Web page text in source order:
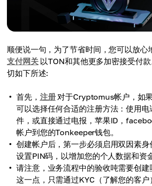
顺便说一句，为了节省时间，您可以放心
支付网关以TON和其他更多加密接受付
切如下所述:
首先， 注册对于Cryptomus帐户，如
可以选择任何合适的注册方法：使用电
件，或直接通过电报，苹果ID，
帐户到您的Tonkeeper钱包。
创建帐户后，第一步必须启用双因素
设置PIN码，以增加您的个人数据和资
请注意，业务流程中的验收吨需要创建
这一点，只需通过KYC（了解您的客